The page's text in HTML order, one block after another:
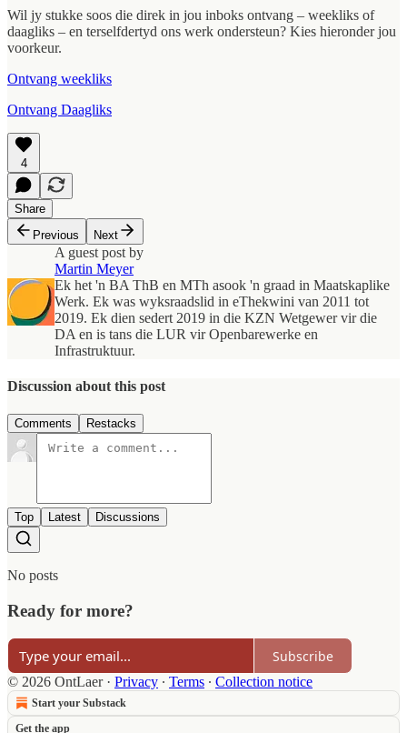
Wil jy stukke soos die direk in jou inboks ontvang – weekliks of
daagliks – en terselfdertyd ons werk ondersteun? Kies hieronder jou
voorkeur.
Ontvang weekliks
Ontvang Daagliks
4
Share
Previous
Next
A guest post by
Martin Meyer
Ek het 'n BA ThB en MTh asook 'n graad in Maatskaplike
Werk. Ek was wyksraadslid in eThekwini van 2011 tot
2019. Ek dien sedert 2019 in die KZN Wetgewer vir die
DA en is tans die LUR vir Openbarewerke en
Infrastruktuur.
Discussion about this post
Comments Restacks
Top Latest Discussions
No posts
Ready for more?
Subscribe
© 2026 OntLaer· Privacy ∙ Terms ∙ Collection notice
Start your Substack
Get the app